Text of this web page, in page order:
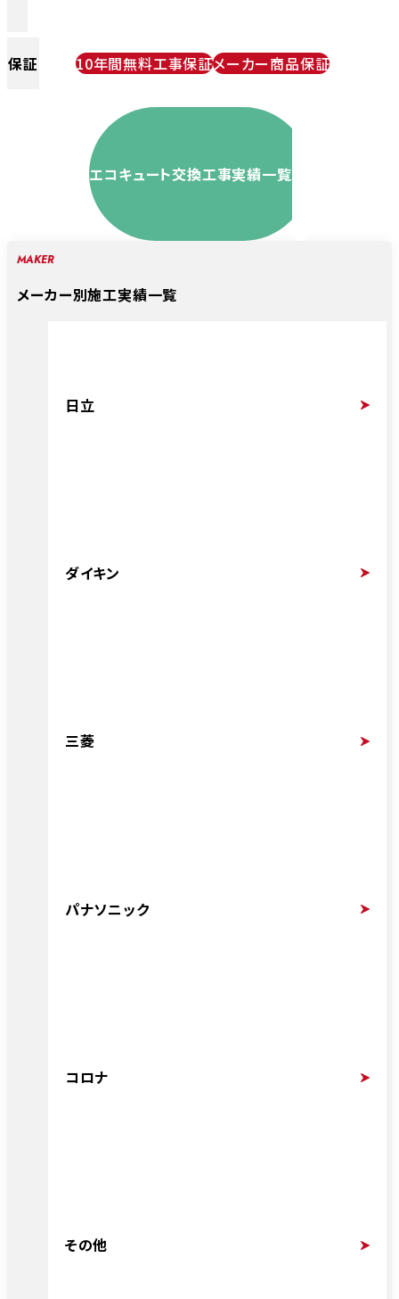
保証 10年間無料工事保証メーカー商品保証
エコキュート交換工事実績一覧
MAKER
メーカー別施工実績一覧
日立
ダイキン
三菱
パナソニック
コロナ
その他